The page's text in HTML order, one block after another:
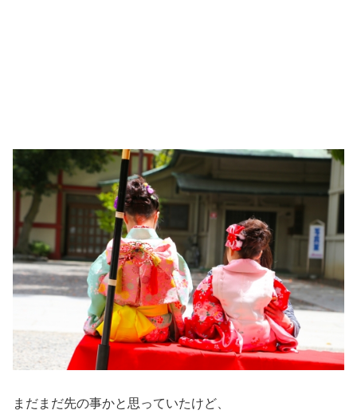
まだまだ先の事かと思っていたけど、